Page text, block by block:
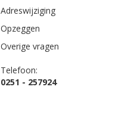
Adreswijziging
Opzeggen
Overige vragen
Telefoon:
0251 - 257924